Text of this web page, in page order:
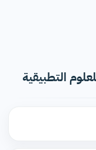
التطبيقية